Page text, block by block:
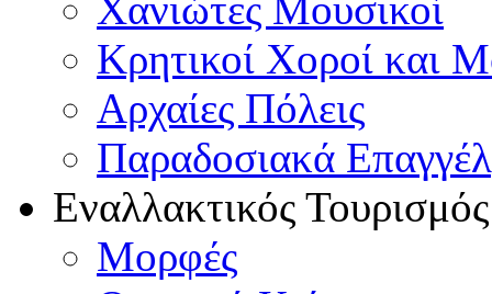
Χανιώτες Μουσικοί
Κρητικοί Χοροί και
Αρχαίες Πόλεις
Παραδοσιακά
Εναλλακτικός Τουρισμός
Μορφές